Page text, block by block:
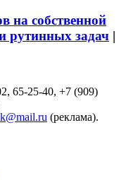
на собственной
рутинных задач |
65-25-40, +7 (909)
(реклама).